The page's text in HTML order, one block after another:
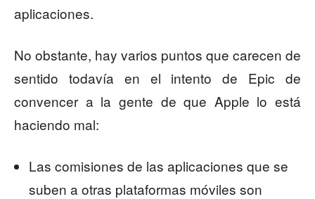
aplicaciones.
No obstante, hay varios puntos que carecen de
sentido todavía en el intento de Epic de
convencer a la gente de que Apple lo está
haciendo mal:
Las comisiones de las aplicaciones que se
suben a otras plataformas móviles son